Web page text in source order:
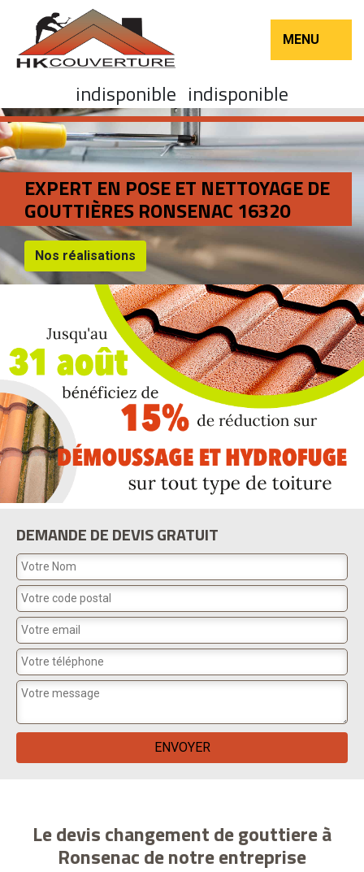
MENU
indisponible indisponible
EXPERT EN POSE ET NETTOYAGE DE
GOUTTIÈRES RONSENAC 16320
Nos réalisations
DEMANDE DE DEVIS GRATUIT
Le devis changement de gouttiere à
Ronsenac de notre entreprise